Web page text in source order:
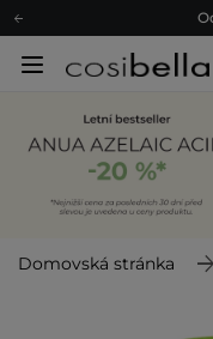
Domovská stránka